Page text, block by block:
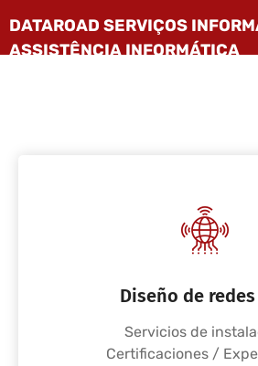
Diseño de
Servicios de
Certificaciones /